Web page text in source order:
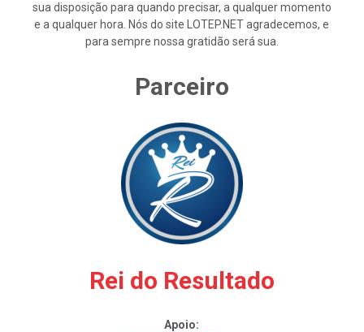
sua disposição para quando precisar, a qualquer momento
e a qualquer hora. Nós do site LOTEP.NET agradecemos, e
para sempre nossa gratidão será sua.
Parceiro
Rei do Resultado
Apoio: